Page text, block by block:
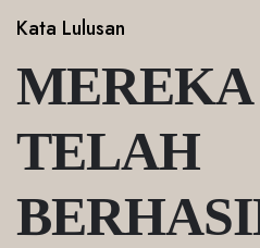
Kata Lulusan
MEREKA
TELAH